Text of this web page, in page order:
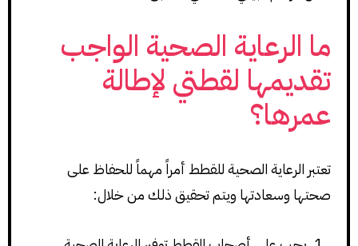
ما الرعاية الصحية الواجب
تقديمها لقطتي لإطالة
عمرها؟
تعتبر الرعاية الصحية للقطط أمراً مهماً للحفاظ على
صحتها وسعادتها ويتم تحقيق ذلك من خلال: